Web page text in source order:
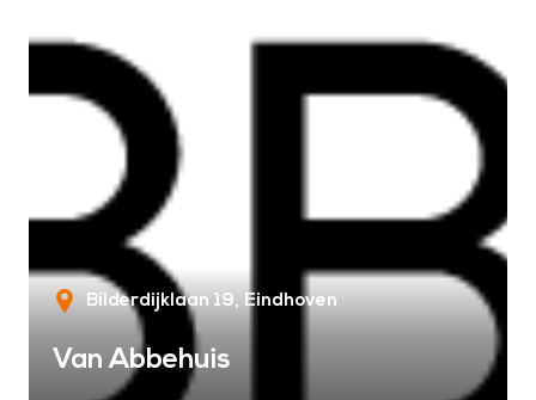
Bilderdijklaan 19 Eindhoven
Van Abbehuis